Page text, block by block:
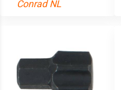
Conrad NL